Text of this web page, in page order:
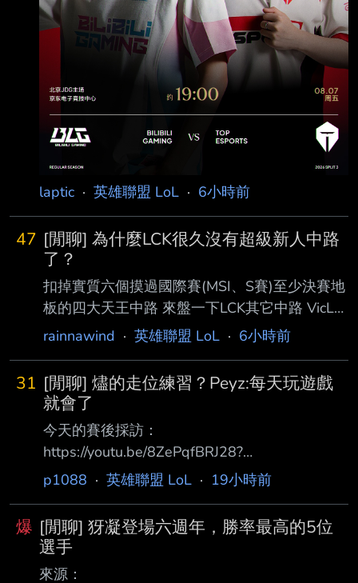
laptic · 英雄聯盟 LoL · 6小時前
47 [閒聊] 為什麼LCK很久沒有超級新人中路
了？
扣掉實質六個摸過國際賽(MSI、S賽)至少決賽地
板的四大天王中路 來盤一下LCK其它中路 VicLa
KT S10出道，一二隊起伏之後流浪去美洲、中
今年LCK CUP是極短的生涯高光 除此之外之外
幾乎毫無亮點 FST一出國爆炸打回原型 Daystar
狐狸本家從LSB時期就養著的二隊中路 沒比
Vicla好多少 Roamer 今年開賽前傳說中的「AI爬
分中路」本尊，少數符合超級新人中路的話題性
的選手 但一年快結束了打下來就時好時壞，許
哥摧毀了AI 雖說是新人實際已經
rainnawind · 英雄聯盟 LoL · 6小時前
31 [閒聊] 燼的走位練習？Peyz:每天玩遊戲
就會了
今天的賽後採訪：
https://youtu.be/8ZePqfBRJ28?
si=wxqZhE9ZetTEX8P1 （節錄部分題目） Q.
做到的嗎？ 我也不太清楚，但因為整天都在打
英雄聯盟，所以自然而然地學會了 Q. 回顧職業
生涯，覺得現在是自己最巔峰的的時期嗎 我一
p1088 · 英雄聯盟 LoL · 19小時前
爆 [閒聊] 犽凝登場六週年，勝率最高的5位
選手
來源：